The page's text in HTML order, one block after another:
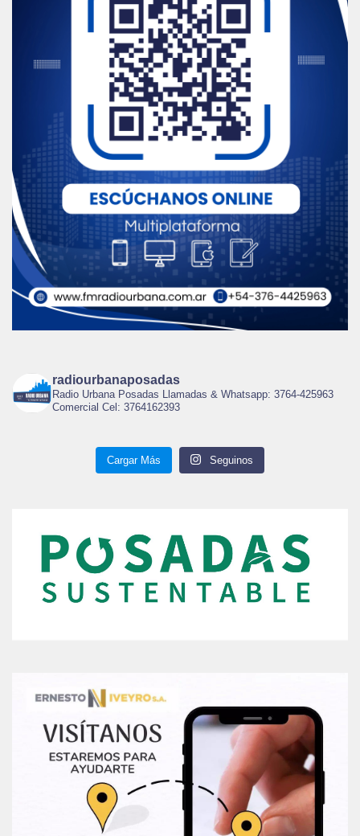
radiourbanaposadas
Radio Urbana Posadas Llamadas & Whatsapp: 3764-425963
Comercial Cel: 3764162393
Cargar Más Seguinos